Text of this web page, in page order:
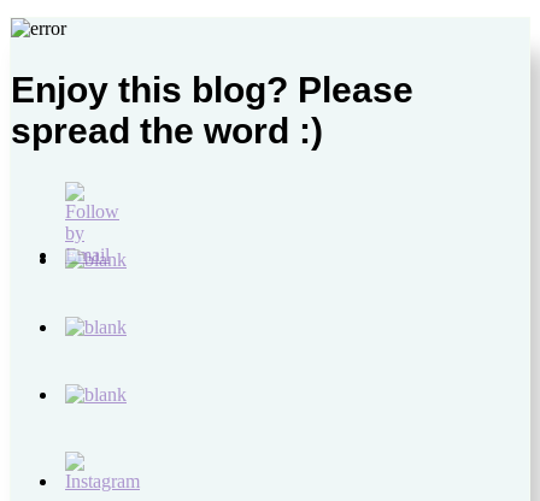
Enjoy this blog? Please
spread the word :)